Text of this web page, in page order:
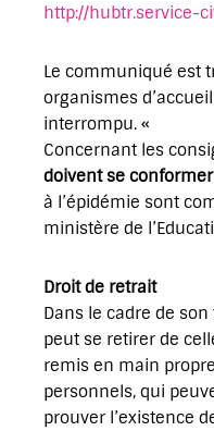
http://hubtr.service-
Le communiqué est
organismes
interrompu. «
Concernant les
doivent se
à l’épidémie sont
ministère de
Droit de retrait
Dans le cadre de
peut se retirer de
remis en main
personnels, qui
prouver l’existence